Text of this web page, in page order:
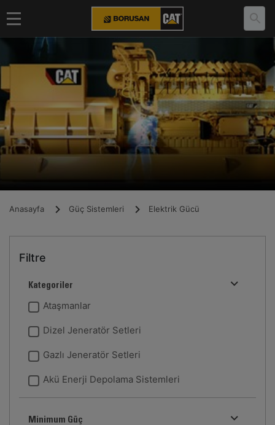
Anasayfa Güç Sistemleri Elektrik Gücü
Filtre
Kategoriler
Ataşmanlar
Dizel Jeneratör Setleri
Gazlı Jeneratör Setleri
Akü Enerji Depolama Sistemleri
Minimum Güç